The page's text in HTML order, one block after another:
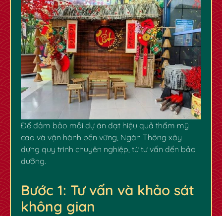
Để đảm bảo mỗi dự án đạt hiệu quả thẩm mỹ
cao và vận hành bền vững, Ngàn Thông xây
dựng quy trình chuyên nghiệp, từ tư vấn đến bảo
dưỡng.
Bước 1: Tư vấn và khảo sát
không gian